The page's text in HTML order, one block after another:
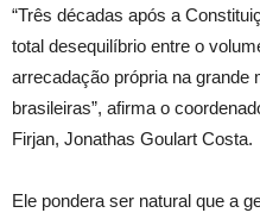
“Três décadas após a
total desequilíbrio entre o
arrecadação própria na grande
brasileiras”, afirma o
Firjan, Jonathas Goulart Costa.
Ele pondera ser natural que a